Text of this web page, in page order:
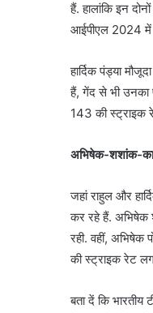
हैं. हालांकि इन
आईपीएल 2024 में
हार्दिक पंड्या
हैं, गेंद से भी उनका
143 की स्ट्राइक
अभिषेक-शशांक-
जहां राहुल और
कर रहे हैं. अभिषेक
रही. वहीं, अभिषेक
की स्ट्राइक रेट
बता दें कि